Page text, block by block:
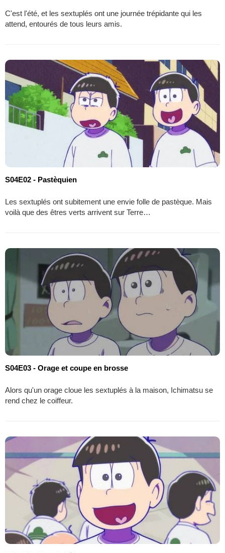
C'est l'été, et les sextuplés ont une journée trépidante qui les
attend, entourés de tous leurs amis.
S04E02 - Pastèquien
Les sextuplés ont subitement une envie folle de pastèque. Mais
voilà que des êtres verts arrivent sur Terre…
S04E03 - Orage et coupe en brosse
Alors qu'un orage cloue les sextuplés à la maison, Ichimatsu se
rend chez le coiffeur.